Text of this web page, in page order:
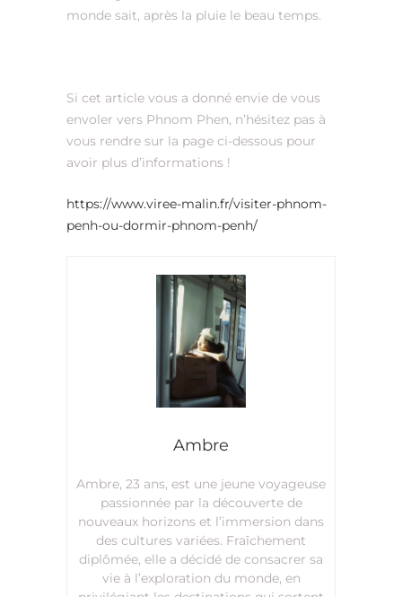
monde sait, après la pluie le beau temps.
Si cet article vous a donné envie de vous
envoler vers Phnom Phen, n’hésitez pas à
vous rendre sur la page ci-dessous pour
avoir plus d’informations !
https://www.viree-malin.fr/visiter-phnom-
penh-ou-dormir-phnom-penh/
Ambre
Ambre, 23 ans, est une jeune voyageuse
passionnée par la découverte de
nouveaux horizons et l’immersion dans
des cultures variées. Fraîchement
diplômée, elle a décidé de consacrer sa
vie à l’exploration du monde, en